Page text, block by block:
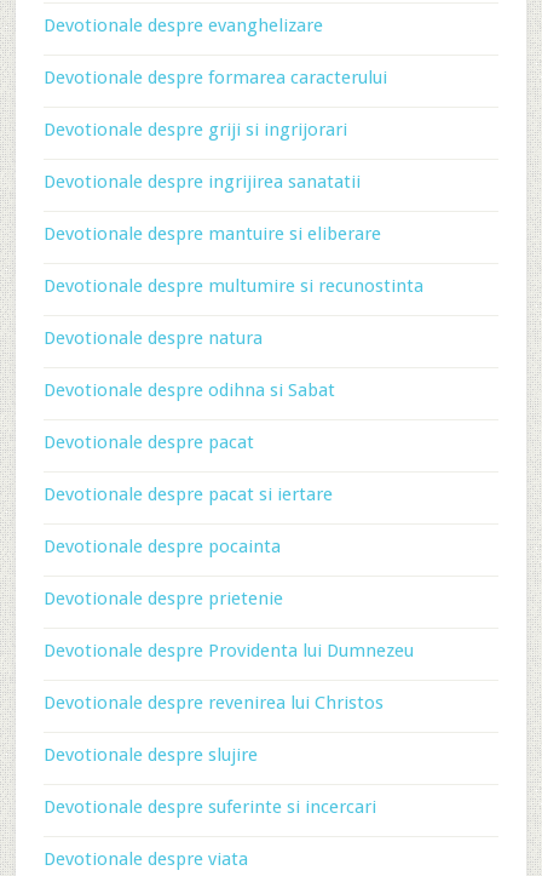
Devotionale despre evanghelizare
Devotionale despre formarea caracterului
Devotionale despre griji si ingrijorari
Devotionale despre ingrijirea sanatatii
Devotionale despre mantuire si eliberare
Devotionale despre multumire si recunostinta
Devotionale despre natura
Devotionale despre odihna si Sabat
Devotionale despre pacat
Devotionale despre pacat si iertare
Devotionale despre pocainta
Devotionale despre prietenie
Devotionale despre Providenta lui Dumnezeu
Devotionale despre revenirea lui Christos
Devotionale despre slujire
Devotionale despre suferinte si incercari
Devotionale despre viata